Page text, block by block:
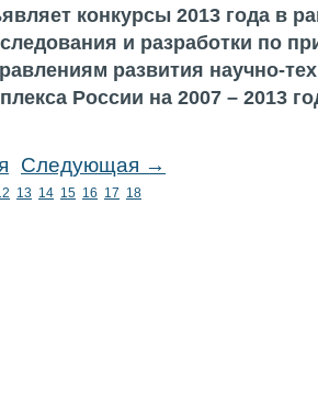
конкурсы 2013 года в
и разработки по
развития научно-
России на 2007 – 2013
Следующая →
13 14 15 16 17 18